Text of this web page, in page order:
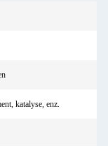
katalyse, enz.